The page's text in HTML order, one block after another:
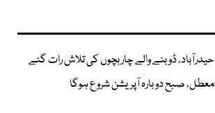
حیدرآباد، ڈوبنے والے چار بچوں کی تلاش رات گئے
معطل، صبح دوبارہ آپریشن شروع ہوگا